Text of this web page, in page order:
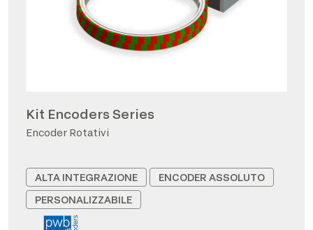
Kit Encoders Series
Encoder Rotativi
ALTA INTEGRAZIONE
ENCODER ASSOLUTO
PERSONALIZZABILE